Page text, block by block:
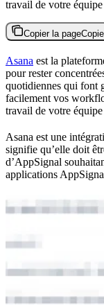
travail de votre équipe
Copier la page
Asana est la
pour rester
quotidiennes qui font
facilement vos
travail de votre équipe
Asana est une
signifie qu’elle doit
d’AppSignal
applications